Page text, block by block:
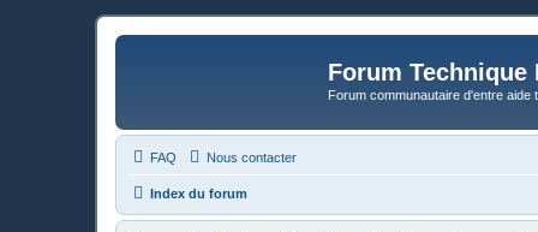
Forum Technique
Forum communautaire d'entre
FAQ Nous contacter
Index du forum